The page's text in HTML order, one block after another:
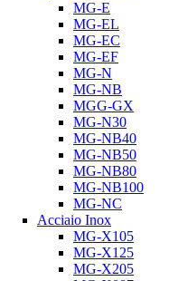
MG-E
MG-EL
MG-EC
MG-EF
MG-N
MG-NB
MGG-GX
MG-N30
MG-NB40
MG-NB50
MG-NB80
MG-NB100
MG-NC
Acciaio Inox
MG-X105
MG-X125
MG-X205